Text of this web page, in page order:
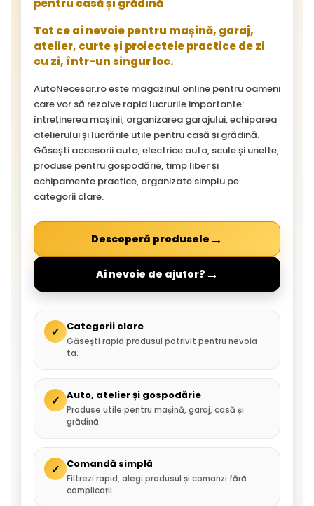
pentru casă și grădină
Tot ce ai nevoie pentru mașină, garaj,
atelier, curte și proiectele practice de zi
cu zi, într-un singur loc.
AutoNecesar.ro este magazinul online pentru oameni
care vor să rezolve rapid lucrurile importante:
întreținerea mașinii, organizarea garajului, echiparea
atelierului și lucrările utile pentru casă și grădină.
Găsești accesorii auto, electrice auto, scule și unelte,
produse pentru gospodărie, timp liber și
echipamente practice, organizate simplu pe
categorii clare.
Descoperă produsele →
Ai nevoie de ajutor? →
✓ Categorii clare
Găsești rapid produsul potrivit pentru nevoia
ta.
✓ Auto, atelier și gospodărie
Produse utile pentru mașină, garaj, casă și
grădină.
✓ Comandă simplă
Filtrezi rapid, alegi produsul și comanzi fără
complicații.